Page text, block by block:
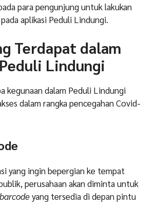
para pengunjung untuk lakukan
pada aplikasi Peduli Lindungi.
Terdapat dalam
Lindungi
kegunaan dalam Peduli Lindungi
dalam rangka pencegahan Covid-
yang ingin bepergian ke tempat
perusahaan akan diminta untuk
barcodeyang tersedia di depan pintu